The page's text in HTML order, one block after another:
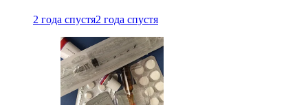
2 года спустя2 года спустя